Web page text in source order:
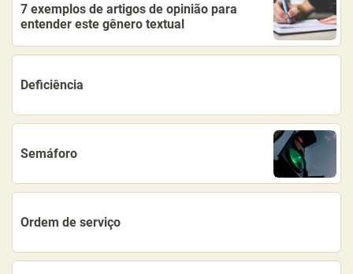
7 exemplos de artigos de opinião para
entender este gênero textual
Deficiência
Semáforo
Ordem de serviço